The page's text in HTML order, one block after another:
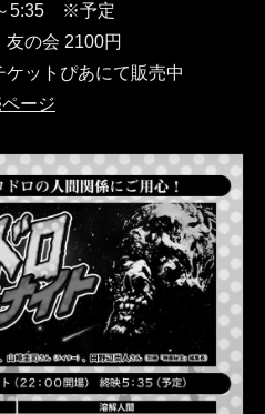
5:35 ※予定
の会 2100円
ットぴあにて販売中
ージ